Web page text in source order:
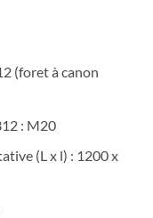
(foret à canon
: M20
(L x l) : 1200 x